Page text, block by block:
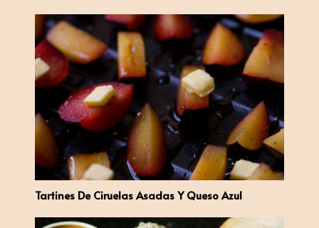
Tartines De Ciruelas Asadas Y Queso Azul